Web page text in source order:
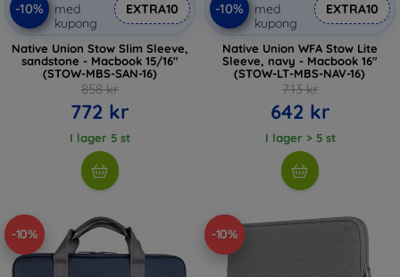
-10%
med
kupong
EXTRA10
Native Union Stow Slim Sleeve,
sandstone - Macbook 15/16"
(STOW-MBS-SAN-16)
858 kr
772 kr
I lager 5 st
-10%
med
kupong
EXTRA10
Native Union WFA Stow Lite
Sleeve, navy - Macbook 16"
(STOW-LT-MBS-NAV-16)
713 kr
642 kr
I lager > 5 st
-10% -10%